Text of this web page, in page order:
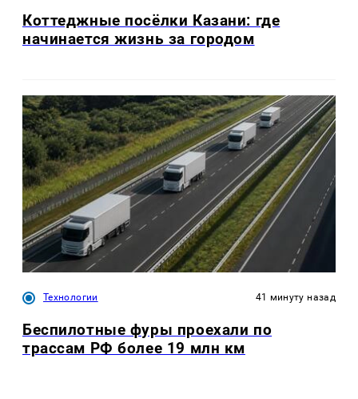
Коттеджные посёлки Казани: где
начинается жизнь за городом
Технологии 41 минуту назад
Беспилотные фуры проехали по
трассам РФ более 19 млн км